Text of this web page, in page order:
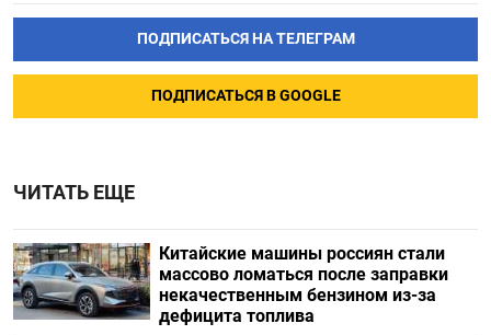
ПОДПИСАТЬСЯ НА ТЕЛЕГРАМ
ПОДПИСАТЬСЯ В GOOGLE
ЧИТАТЬ ЕЩЕ
Китайские машины россиян стали
массово ломаться после заправки
некачественным бензином из-за
дефицита топлива